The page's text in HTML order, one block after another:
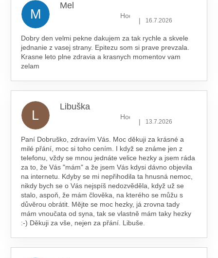
M
Mel
Hodnocení obchodu je 5 z 5
| 16.7.2026
Dobry den velmi pekne dakujem za tak rychle a skvele
jednanie z vasej strany. Epitezu som si prave prevzala.
Krasne leto plne zdravia a krasnych momentov vam
zelam
L
Libuška
Hodnocení obchodu je 5 z 5
| 13.7.2026
Paní Dobruško, zdravím Vás. Moc děkuji za krásné a
milé přání, moc si toho cením. I když se známe jen z
telefonu, vždy se mnou jednáte velice hezky a jsem ráda
za to, že Vás "mám" a že jsem Vás kdysi dávno objevila
na internetu. Kdyby se mi nepřihodila ta hnusná nemoc,
nikdy bych se o Vás nejspíš nedozvěděla, když už se
stalo, aspoň, že mám člověka, na kterého se můžu s
důvěrou obrátit. Mějte se moc hezky, já zrovna tady
mám vnoučata od syna, tak se vlastně mám taky hezky
:-) Děkuji za vše, nejen za přání. Libuše.